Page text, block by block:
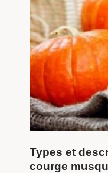
Types et
courge